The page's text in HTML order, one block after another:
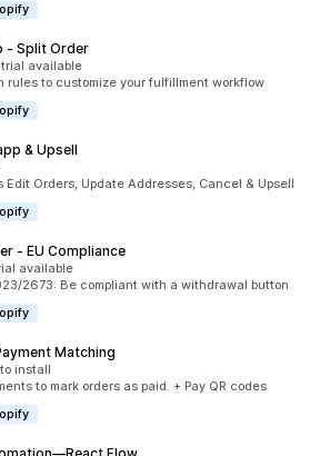
‑ Split Order
20
trial available
rules to customize your fulfillment workflow
& Upsell
20
Edit Orders, Update Addresses, Cancel & Upsell
‑ EU Compliance
7
available
2673: Be compliant with a withdrawal button
Matching
14
install
to mark orders as paid. + Pay QR codes